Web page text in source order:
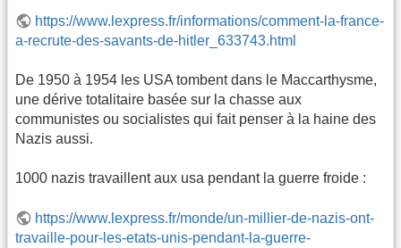
https://www.lexpress.fr/informations/comment-la-france-
a-recrute-des-savants-de-hitler_633743.html
De 1950 à 1954 les USA tombent dans le Maccarthysme,
une dérive totalitaire basée sur la chasse aux
communistes ou socialistes qui fait penser à la haine des
Nazis aussi.
1000 nazis travaillent aux usa pendant la guerre froide :
https://www.lexpress.fr/monde/un-millier-de-nazis-ont-
travaille-pour-les-etats-unis-pendant-la-guerre-